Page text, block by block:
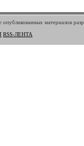
материалов
RSS-ЛЕНТА